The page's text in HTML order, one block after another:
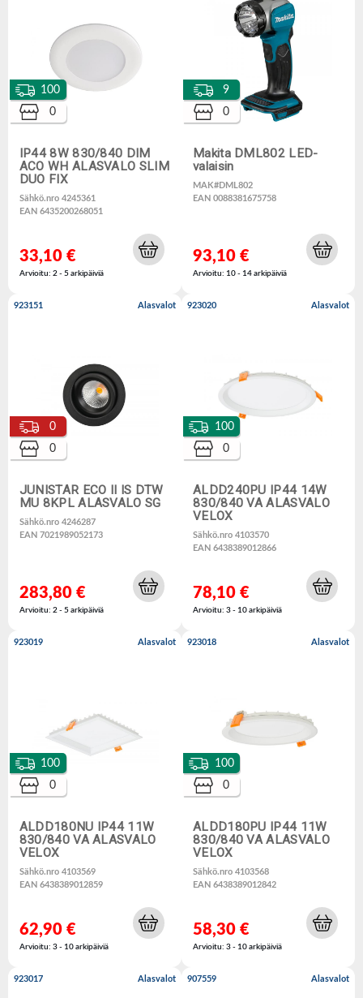
IP44 8W 830/840 DIM
ACO WH ALASVALO SLIM
DUO FIX
Sähkö.nro 4245361
EAN 6435200268051
100
0
33,10 €
Arvioitu: 2 - 5 arkipäiviä
Makita DML802 LED-
valaisin
MAK#DML802
EAN 0088381675758
9
0
93,10 €
Arvioitu: 10 - 14 arkipäiviä
923151 Alasvalot
JUNISTAR ECO II IS DTW
MU 8KPL ALASVALO SG
Sähkö.nro 4246287
EAN 7021989052173
0
0
283,80 €
Arvioitu: 2 - 5 arkipäiviä
923020 Alasvalot
ALDD240PU IP44 14W
830/840 VA ALASVALO
VELOX
Sähkö.nro 4103570
EAN 6438389012866
100
0
78,10 €
Arvioitu: 3 - 10 arkipäiviä
923019 Alasvalot
ALDD180NU IP44 11W
830/840 VA ALASVALO
VELOX
Sähkö.nro 4103569
EAN 6438389012859
100
0
62,90 €
Arvioitu: 3 - 10 arkipäiviä
923018 Alasvalot
ALDD180PU IP44 11W
830/840 VA ALASVALO
VELOX
Sähkö.nro 4103568
EAN 6438389012842
100
0
58,30 €
Arvioitu: 3 - 10 arkipäiviä
923017 Alasvalot 907559 Alasvalot